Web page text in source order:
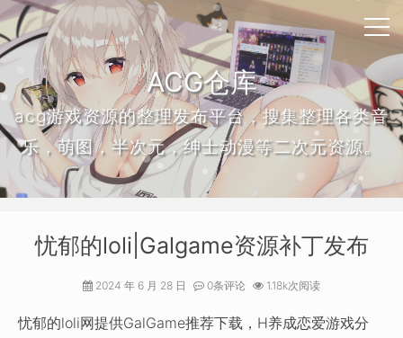
ACG仓库
acg游戏资源的整理发布平台，搜集整理各类音
乐，萌图，半次元，绅士动漫等二次元资源。
忧郁的loli|Galgame资源补丁发布
2024 年 6 月 28 日 0条评论 1.18k次阅读
忧郁的loli网提供GalGame推荐下载，H养成恋爱游戏分